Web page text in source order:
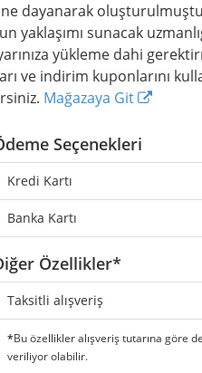
dayanarak
yaklaşımı sunacak
yükleme dahi
ve indirim kuponlarını
Mağazaya Git
Seçenekleri
Kredi Kartı
Banka Kartı
Özellikler*
Taksitli alışveriş
*Bu özellikler alışveriş tutarına göre
veriliyor olabilir.